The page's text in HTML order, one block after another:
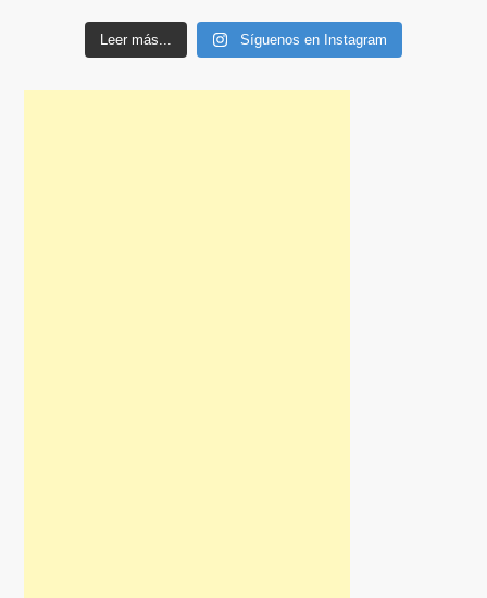
Leer más... Síguenos en Instagram